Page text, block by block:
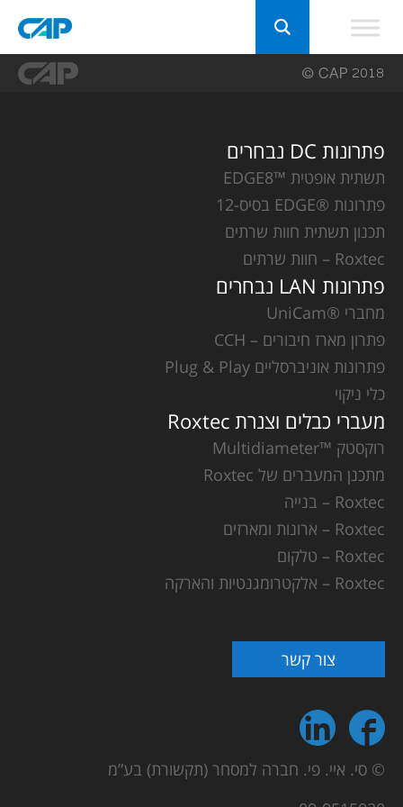
פתרונות DC נבחרים
תשתית אופטית ™EDGE8
פתרונות ®EDGE בסיס-12
תכנון תשתית חוות שרתים
Roxtec – חוות שרתים
פתרונות LAN נבחרים
מחברי ®UniCam
פתרון מארז חיבורים – CCH
פתרונות אוניברסליים Plug & Play
כלי ניקוי
מעברי כבלים וצנרת Roxtec
רוקסטק ™Multidiameter
מתכנן המעברים של Roxtec
Roxtec – בנייה
Roxtec – ארונות ומארזים
Roxtec – טלקום
Roxtec – אלקטרומגנטיות והארקה
צור קשר
© סי. איי. פי. חברה למסחר (תקשורת) בע”מ